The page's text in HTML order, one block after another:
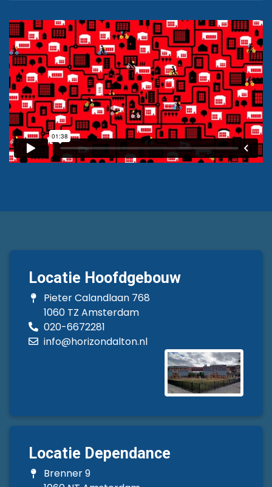
Locatie Hoofdgebouw
Pieter Calandlaan 768
1060 TZ Amsterdam
020-6672281
info@horizondalton.nl
Locatie Dependance
Brenner 9